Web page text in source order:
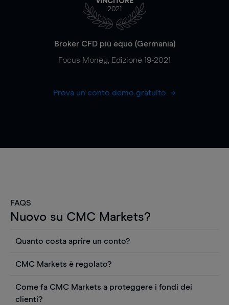
2021
Broker CFD più equo (Germania)
Focus Money, Edizione 19-2021
Prova un conto demo gratuito
FAQS
Nuovo su CMC Markets?
Quanto costa aprire un conto?
Puoi anche visualizzare gratuitamente i prezzi e
utilizzare strumenti come grafici, notizie Reuters
o rapporti quantitativi sui titoli azionari di
CMC Markets è regolato?
regolamentato dall'Autorità federale tedesca di
Come fa CMC Markets a proteggere i fondi dei
clienti?